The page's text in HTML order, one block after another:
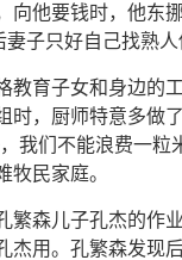
向他要钱时，他东
子只好自己找熟人
教育子女和身边的
时，厨师特意多做
我们不能浪费一粒
牧民家庭。
繁森儿子孔杰的作
杰用。孔繁森发现